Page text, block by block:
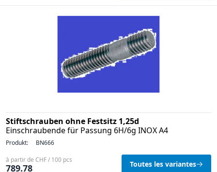
Stiftschrauben ohne Festsitz 1,25d
Einschraubende für Passung 6H/6g INOX A4
Produkt: BN666
à partir de CHF / 100 pcs
789.78 Toutes les variantes